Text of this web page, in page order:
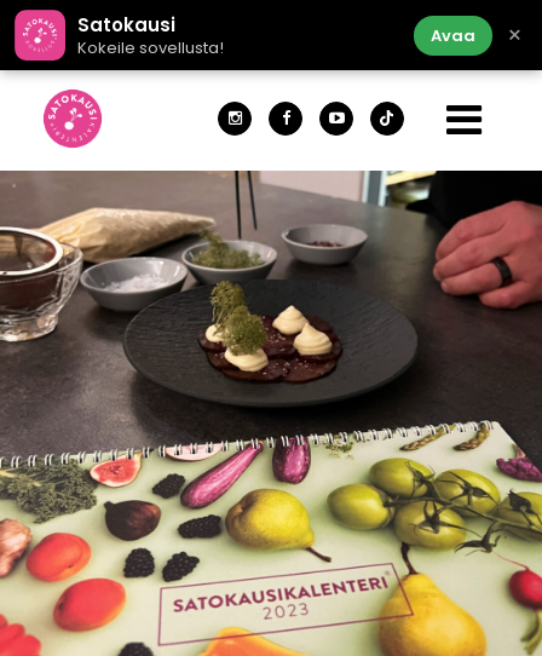
Satokausi
Kokeile sovellusta!
Avaa ×